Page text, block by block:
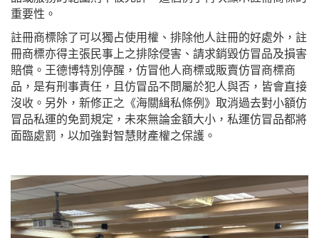
重要性。
註冊商標除了可以獨占使用權、排除他人註冊的好處外，註
冊商標亦得主張民事上之排除侵害、請求銷毀仿冒品及損害
賠償。王德博特別停醒，仿冒他人商標或販賣仿冒商標商
品，是有刑事責任，且仿冒品不問屬於犯人與否，皆會直接
沒收。另外，新修正之《海關緝私條例》取消過去對小額仿
冒品私運的免罰規定，未來無論金額大小，私運仿冒品都將
面臨處罰，以加強對智慧財產權之保護。